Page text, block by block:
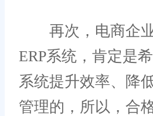
再次，电商企业
ERP系统，肯定是
系统提升效率、降
管理的，所以，合